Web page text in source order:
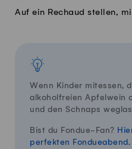
Auf ein Rechaud stellen,
Wenn Kinder mitessen,
alkoholfreien Apfelwein
und den Schnaps
Bist du Fondue-Fan?
perfekten Fondueabend.